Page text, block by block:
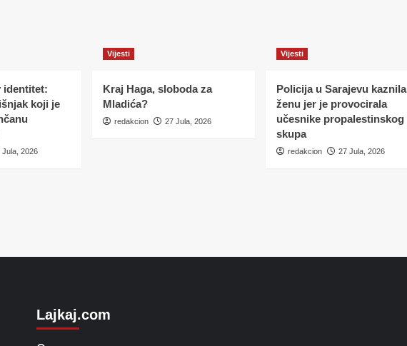
identitet:
koji je
Jula, 2026
Vijesti
Kraj Haga, sloboda za
Mladića?
redakcion 27 Jula, 2026
Vijesti
Policija u Sarajevu kaznila
ženu jer je provocirala
učesnike propalestinskog
skupa
redakcion 27 Jula, 2026
Lajkaj.com